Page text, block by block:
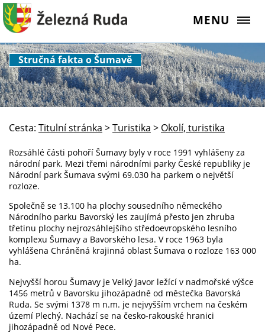
MENU
Stručná fakta o Šumavě
Cesta: Titulní stránka >Turistika > Okolí, turistika
Rozsáhlé části pohoří Šumavy byly v roce 1991 vyhlášeny za
národní park. Mezi třemi národními parky České republiky je
Národní park Šumava svými 69.030 ha parkem o největší
rozloze.
Společně se 13.100 ha plochy sousedního německého
Národního parku Bavorský les zaujímá přesto jen zhruba
třetinu plochy nejrozsáhlejšího středoevropského lesního
komplexu Šumavy a Bavorského lesa. V roce 1963 byla
vyhlášena Chráněná krajinná oblast Šumava o rozloze 163 000
ha.
Nejvyšší horou Šumavy je Velký Javor ležící v nadmořské výšce
1456 metrů v Bavorsku jihozápadně od městečka Bavorská
Ruda. Se svými 1378 m n.m. je nejvyšším vrchem na českém
území Plechý. Nachází se na česko-rakouské hranici
jihozápadně od Nové Pece.